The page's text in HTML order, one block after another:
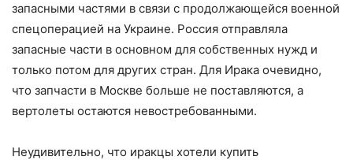
запасными частями в связи с продолжающейся военной
спецоперацией на Украине. Россия отправляла
запасные части в основном для собственных нужд и
только потом для других стран. Для Ирака очевидно,
что запчасти в Москве больше не поставляются, а
вертолеты остаются невостребованными.
Неудивительно, что иракцы хотели купить